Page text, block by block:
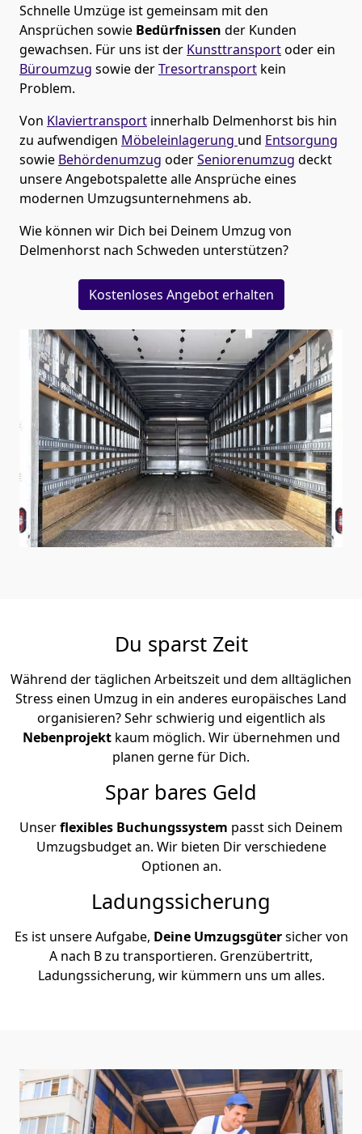
Schnelle Umzüge ist gemeinsam mit den
Ansprüchen sowie Bedürfnissen der Kunden
gewachsen. Für uns ist der Kunsttransportoder ein
Büroumzug sowie derTresortransport kein
Problem.
Von Klaviertransport innerhalb Delmenhorst bis hin
zu aufwendigen Möbeleinlagerung und Entsorgung
sowie Behördenumzug oderSeniorenumzug deckt
unsere Angebotspalette alle Ansprüche eines
modernen Umzugsunternehmens ab.
Wie können wir Dich bei Deinem Umzug von
Delmenhorst nach Schweden unterstützen?
Kostenloses Angebot erhalten
Du sparst Zeit
Während der täglichen Arbeitszeit und dem alltäglichen
Stress einen Umzug in ein anderes europäisches Land
organisieren? Sehr schwierig und eigentlich als
Nebenprojekt kaum möglich. Wir übernehmen und
planen gerne für Dich.
Spar bares Geld
Unserflexibles Buchungssystem passt sich Deinem
Umzugsbudget an. Wir bieten Dir verschiedene
Optionen an.
Ladungssicherung
Es ist unsere Aufgabe, Deine Umzugsgütersicher von
A nach B zu transportieren. Grenzübertritt,
Ladungssicherung, wir kümmern uns um alles.